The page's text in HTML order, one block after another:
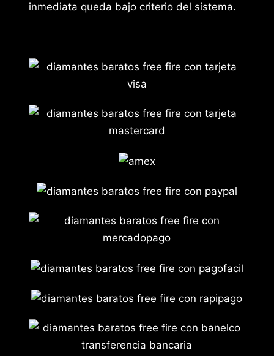
inmediata queda bajo criterio del sistema.